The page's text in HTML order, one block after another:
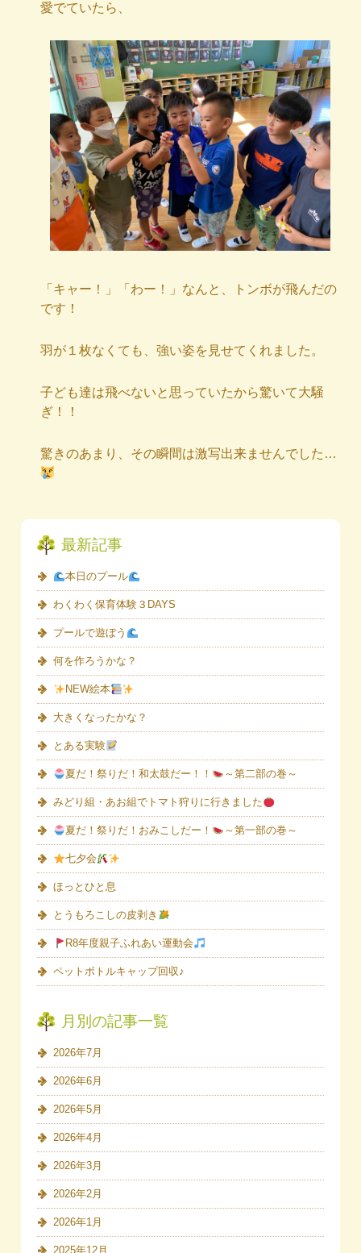
愛でていたら、
「キャー！」「わー！」なんと、トンボが飛んだの
です！
羽が１枚なくても、強い姿を見せてくれました。
子ども達は飛べないと思っていたから驚いて大騒
ぎ！！
驚きのあまり、その瞬間は激写出来ませんでした…
最新記事
本日のプール
わくわく保育体験３DAYS
プールで遊ぼう
何を作ろうかな？
NEW絵本
大きくなったかな？
とある実験
夏だ！祭りだ！和太鼓だー！！ ～第二部の巻～
みどり組・あお組でトマト狩りに行きました
夏だ！祭りだ！おみこしだー！ ～第一部の巻～
七夕会
ほっとひと息
とうもろこしの皮剥き
R8年度親子ふれあい運動会
ペットボトルキャップ回収♪
月別の記事一覧
2026年7月
2026年6月
2026年5月
2026年4月
2026年3月
2026年2月
2026年1月
2025年12月